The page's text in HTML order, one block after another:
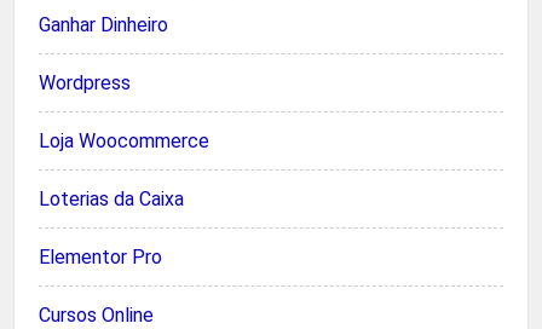
Ganhar Dinheiro
Wordpress
Loja Woocommerce
Loterias da Caixa
Elementor Pro
Cursos Online